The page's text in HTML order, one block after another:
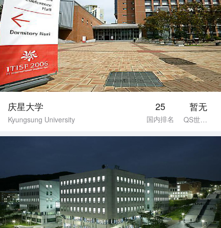
庆星大学
Kyungsung University
暂无
QS世界排名
25
国内排名